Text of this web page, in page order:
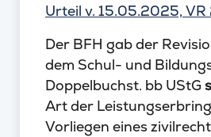
Urteil v. 15.05.2025,
Der BFH gab der
dem Schul- und
Doppelbuchst. bb UStG
Art der
Vorliegen eines